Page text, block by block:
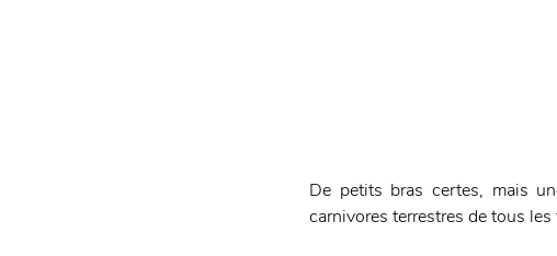
De petits bras certes, mais
carnivores terrestres de tous